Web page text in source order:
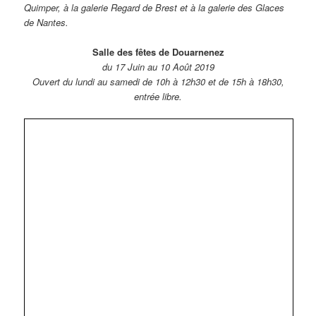
Quimper, à la galerie Regard de Brest et à la galerie des Glaces
de Nantes.
Salle des fêtes de Douarnenez
du 17 Juin au 10 Août 2019
Ouvert du lundi au samedi de 10h à 12h30 et de 15h à 18h30,
entrée libre.